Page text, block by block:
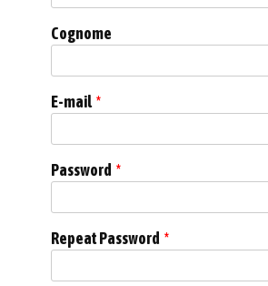
Cognome
E-mail *
Password *
Repeat Password *